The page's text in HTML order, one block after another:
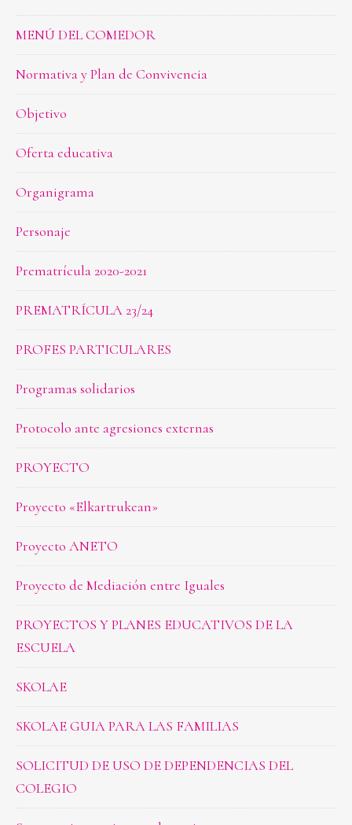
MENÚ DEL COMEDOR
Normativa y Plan de Convivencia
Objetivo
Oferta educativa
Organigrama
Personaje
Prematrícula 2020-2021
PREMATRÍCULA 23/24
PROFES PARTICULARES
Programas solidarios
Protocolo ante agresiones externas
PROYECTO
Proyecto «Elkartrukean»
Proyecto ANETO
Proyecto de Mediación entre Iguales
PROYECTOS Y PLANES EDUCATIVOS DE LA
ESCUELA
SKOLAE
SKOLAE GUIA PARA LAS FAMILIAS
SOLICITUD DE USO DE DEPENDENCIAS DEL
COLEGIO